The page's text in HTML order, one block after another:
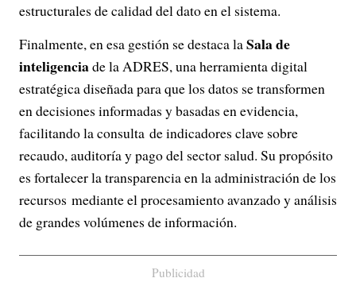
estructurales de calidad del dato en el sistema.
Finalmente, en esa gestión se destaca laSala de
inteligenciade la ADRES, una herramienta digital
estratégica diseñada para que los datos se transformen
en decisiones informadas y basadas en evidencia,
facilitando la consulta de indicadores clave sobre
recaudo, auditoría y pago del sector salud. Su propósito
es fortalecer la transparencia en la administración de los
recursos mediante el procesamiento avanzado y análisis
de grandes volúmenes de información.
Publicidad